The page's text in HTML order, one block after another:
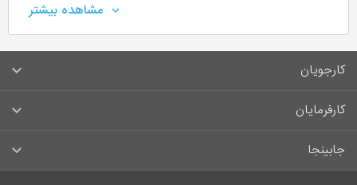
مختلف را عرضه کند. روش تدریس رایج امروزی از زمانی آغاز شد
که ملت‌ها شروع به انتقال دانش‌هایی غیر از مهارت و توانایی
کردند، تا از طریق خواندن و تقلید بتوانند آن را به دیگران
بیاموزند.
آموزش چیست؟
آموزش فرآیند تسهیل یادگیری یا کسب دانش، مهارت، ارزش،
اخلاق، اعتقادات و عادت‌ها می­باشد و روش‌های آن شامل
مشاهده بیشتر
کارجویان
سوالات متداول کارجویان
لیست مشاغل
کارفرمایان
راهنمای ثبت آگهی استخدام
جابینجا